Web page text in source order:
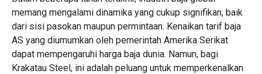
memang mengalami dinamika yang cukup signifikan, baik
dari sisi pasokan maupun permintaan. Kenaikan tarif baja
AS yang diumumkan oleh pemerintah Amerika Serikat
dapat mempengaruhi harga baja dunia. Namun, bagi
Krakatau Steel, ini adalah peluang untuk memperkenalkan